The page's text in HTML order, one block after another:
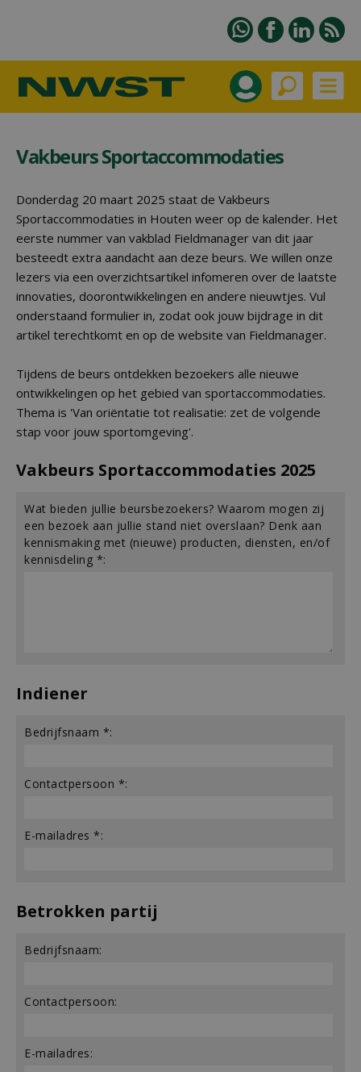
Vakbeurs Sportaccommodaties
Donderdag 20 maart 2025 staat de Vakbeurs
Sportaccommodaties in Houten weer op de kalender. Het
eerste nummer van vakblad Fieldmanager van dit jaar
besteedt extra aandacht aan deze beurs. We willen onze
lezers via een overzichtsartikel infomeren over de laatste
innovaties, doorontwikkelingen en andere nieuwtjes. Vul
onderstaand formulier in, zodat ook jouw bijdrage in dit
artikel terechtkomt en op de website van Fieldmanager.
Tijdens de beurs ontdekken bezoekers alle nieuwe
ontwikkelingen op het gebied van sportaccommodaties.
Thema is 'Van oriëntatie tot realisatie: zet de volgende
stap voor jouw sportomgeving'.
Vakbeurs Sportaccommodaties 2025
Wat bieden jullie beursbezoekers? Waarom mogen zij
een bezoek aan jullie stand niet overslaan? Denk aan
kennismaking met (nieuwe) producten, diensten, en/of
kennisdeling *:
Indiener
Bedrijfsnaam *:
Contactpersoon *:
E-mailadres *:
Betrokken partij
Bedrijfsnaam:
Contactpersoon:
E-mailadres: